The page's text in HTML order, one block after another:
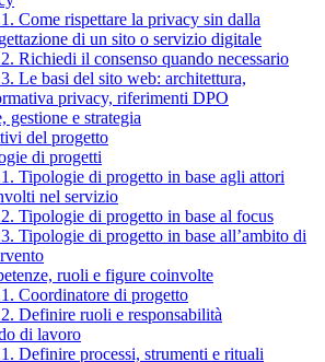
Come rispettare la privacy sin dalla
di un sito o servizio digitale
Richiedi il consenso quando necessario
Le basi del sito web: architettura,
privacy, riferimenti DPO
gestione e strategia
del progetto
di progetti
Tipologie di progetto in base agli attori
nel servizio
Tipologie di progetto in base al focus
Tipologie di progetto in base all’ambito di
ruoli e figure coinvolte
Coordinatore di progetto
Definire ruoli e responsabilità
di lavoro
Definire processi, strumenti e rituali